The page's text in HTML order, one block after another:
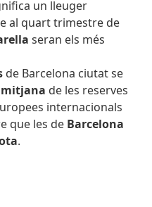
un lleuger
al quart trimestre de
seran els més
de Barcelona ciutat se
mitjana de les reserves
internacionals
que les de Barcelona
.